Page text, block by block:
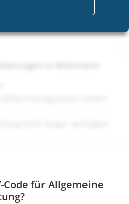
nicht länger verfügbar
Code für Allgemeine